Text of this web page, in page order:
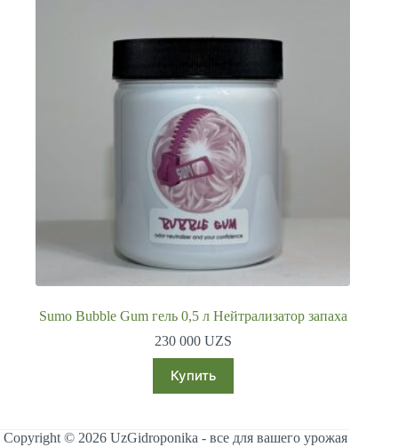
Sumo Bubble Gum гель 0,5 л Нейтрализатор запаха
230 000 UZS
Купить
Copyright © 2026 UzGidroponika - все для вашего урожая